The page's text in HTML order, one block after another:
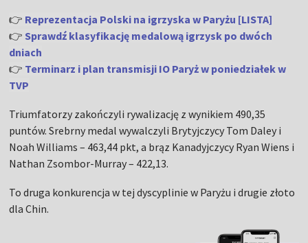
👉 Reprezentacja Polski na igrzyska w Paryżu [LISTA]
👉 Sprawdź klasyfikację medalową igrzysk po dwóch
dniach
👉 Terminarz i plan transmisji IO Paryż w poniedziałek w
TVP
Triumfatorzy zakończyli rywalizację z wynikiem 490,35
puntów. Srebrny medal wywalczyli Brytyjczycy Tom Daley i
Noah Williams – 463,44 pkt, a brąz Kanadyjczycy Ryan Wiens i
Nathan Zsombor-Murray – 422,13.
To druga konkurencja w tej dyscyplinie w Paryżu i drugie złoto
dla Chin.